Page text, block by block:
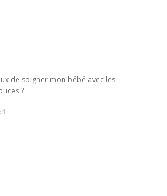
de soigner mon bébé avec les
?